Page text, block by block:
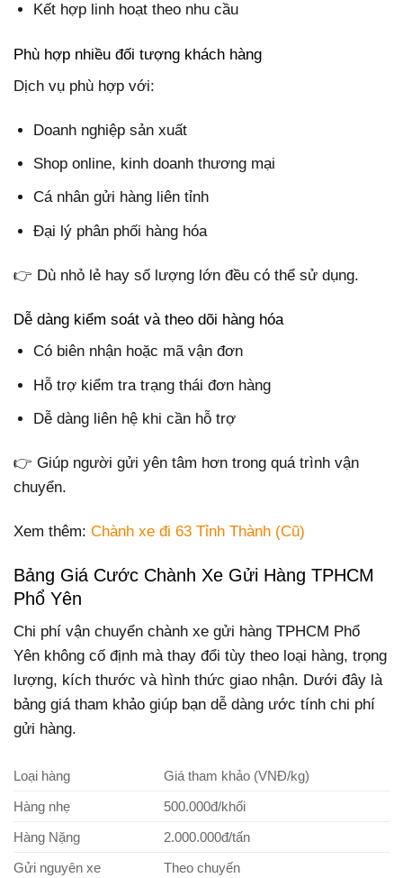
Kết hợp linh hoạt theo nhu cầu
Phù hợp nhiều đối tượng khách hàng
Dịch vụ phù hợp với:
Doanh nghiệp sản xuất
Shop online, kinh doanh thương mại
Cá nhân gửi hàng liên tỉnh
Đại lý phân phối hàng hóa
👉 Dù nhỏ lẻ hay số lượng lớn đều có thể sử dụng.
Dễ dàng kiểm soát và theo dõi hàng hóa
Có biên nhận hoặc mã vận đơn
Hỗ trợ kiểm tra trạng thái đơn hàng
Dễ dàng liên hệ khi cần hỗ trợ
👉 Giúp người gửi yên tâm hơn trong quá trình vận
chuyển.
Xem thêm: Chành xe đi 63 Tỉnh Thành (Cũ)
Bảng Giá Cước Chành Xe Gửi Hàng TPHCM
Phổ Yên
Chi phí vận chuyển chành xe gửi hàng TPHCM Phổ
Yên không cố định mà thay đổi tùy theo loại hàng, trọng
lượng, kích thước và hình thức giao nhận. Dưới đây là
bảng giá tham khảo giúp bạn dễ dàng ước tính chi phí
gửi hàng.
Loại hàng
Giá tham khảo (VNĐ/kg)
Hàng nhẹ
500.000đ/khối
Hàng Nặng
2.000.000đ/tấn
Gửi nguyên xe
Theo chuyến